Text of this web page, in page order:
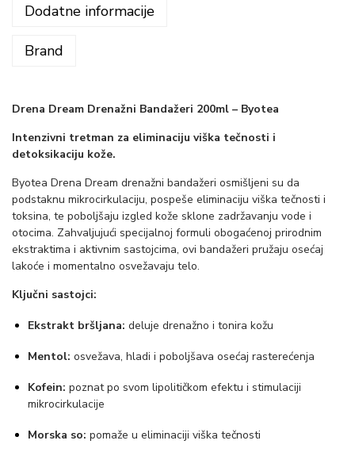
e
a
n
b
n
d
a
ž
r
i
0
l
Dodatne informacije
Brand
Drena Dream Drenažni Bandažeri 200ml – Byotea
Intenzivni tretman za eliminaciju viška tečnosti i
detoksikaciju kože.
Byotea Drena Dream drenažni bandažeri osmišljeni su da
podstaknu mikrocirkulaciju, pospeše eliminaciju viška tečnosti i
toksina, te poboljšaju izgled kože sklone zadržavanju vode i
otocima. Zahvaljujući specijalnoj formuli obogaćenoj prirodnim
ekstraktima i aktivnim sastojcima, ovi bandažeri pružaju osećaj
lakoće i momentalno osvežavaju telo.
Ključni sastojci:
Ekstrakt bršljana: deluje drenažno i tonira kožu
Mentol: osvežava, hladi i poboljšava osećaj rasterećenja
Kofein: poznat po svom lipolitičkom efektu i stimulaciji
mikrocirkulacije
Morska so: pomaže u eliminaciji viška tečnosti